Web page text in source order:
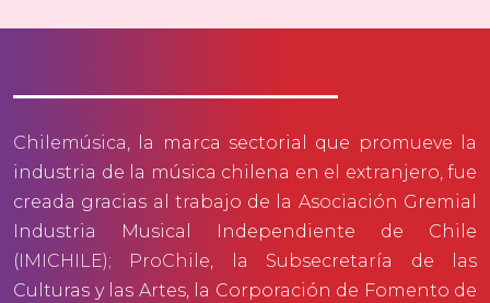
Chilemúsica, la marca sectorial que promueve la
industria de la música chilena en el extranjero, fue
creada gracias al trabajo de la Asociación Gremial
Industria Musical Independiente de Chile
( IMICHILE); ProChile, la Subsecretaría de las
Culturas y las Artes, la Corporación de Fomento de